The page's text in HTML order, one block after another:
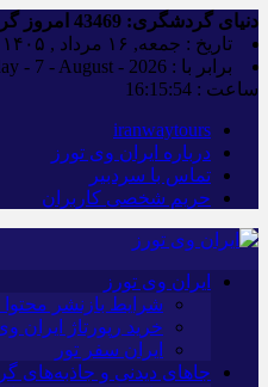
دنیای گردشگری: امروز
تاریخ : جمعه, ۱۶ مرداد , ۱۴۰۵
برابر با : Friday - 7 - August - 2026
ساعت : 16:15:54
iranwaytours
درباره ایران وی تورز
تماس با سردبیر
حریم شخصی کاربران
ایران وی تورز
شرایط بازنشر محتوا
خرید رپورتاژ ایران
ایران سفر تور
جاهای دیدنی و جاذبه‌های